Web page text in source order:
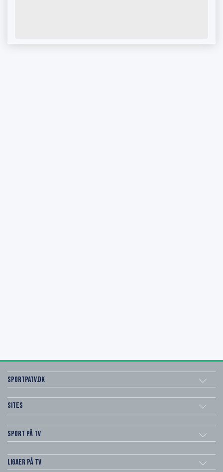
SportPaTV.dk
Sites
Sport på TV
Ligaer på TV